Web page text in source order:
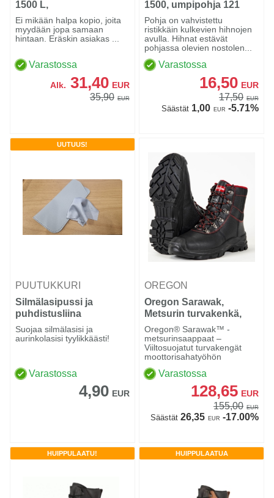
1500 L,
Pohjatyhjennettävä
Ei mikään halpa kopio, joita
myydään jopa samaan
hintaan. Eräskin asiakas ...
Varastossa
Alk. 31,40 EUR
35,90 EUR
1500, umpipohja 121
Pohja on vahvistettu
ristikkäin kulkevien hihnojen
avulla. Hihnat estävät
pohjassa olevien nostolen...
Varastossa
16,50 EUR
17,50 EUR
Säästät1,00 EUR -5.71%
UUTUUS!
PUUTUKKURI
Silmälasipussi ja
puhdistusliina
Suojaa silmälasisi ja
aurinkolasisi tyylikkäästi!
Varastossa
4,90 EUR
OREGON
Oregon Sarawak,
Metsurin turvakenkä,
nahka Class 1
Oregon® Sarawak™ -
metsurinsaappaat –
Viiltosuojatut turvakengät
moottorisahatyöhön
Varastossa
128,65 EUR
155,00 EUR
Säästät26,35 EUR -17.00%
HUIPPULAATU! HUIPPULAATUA